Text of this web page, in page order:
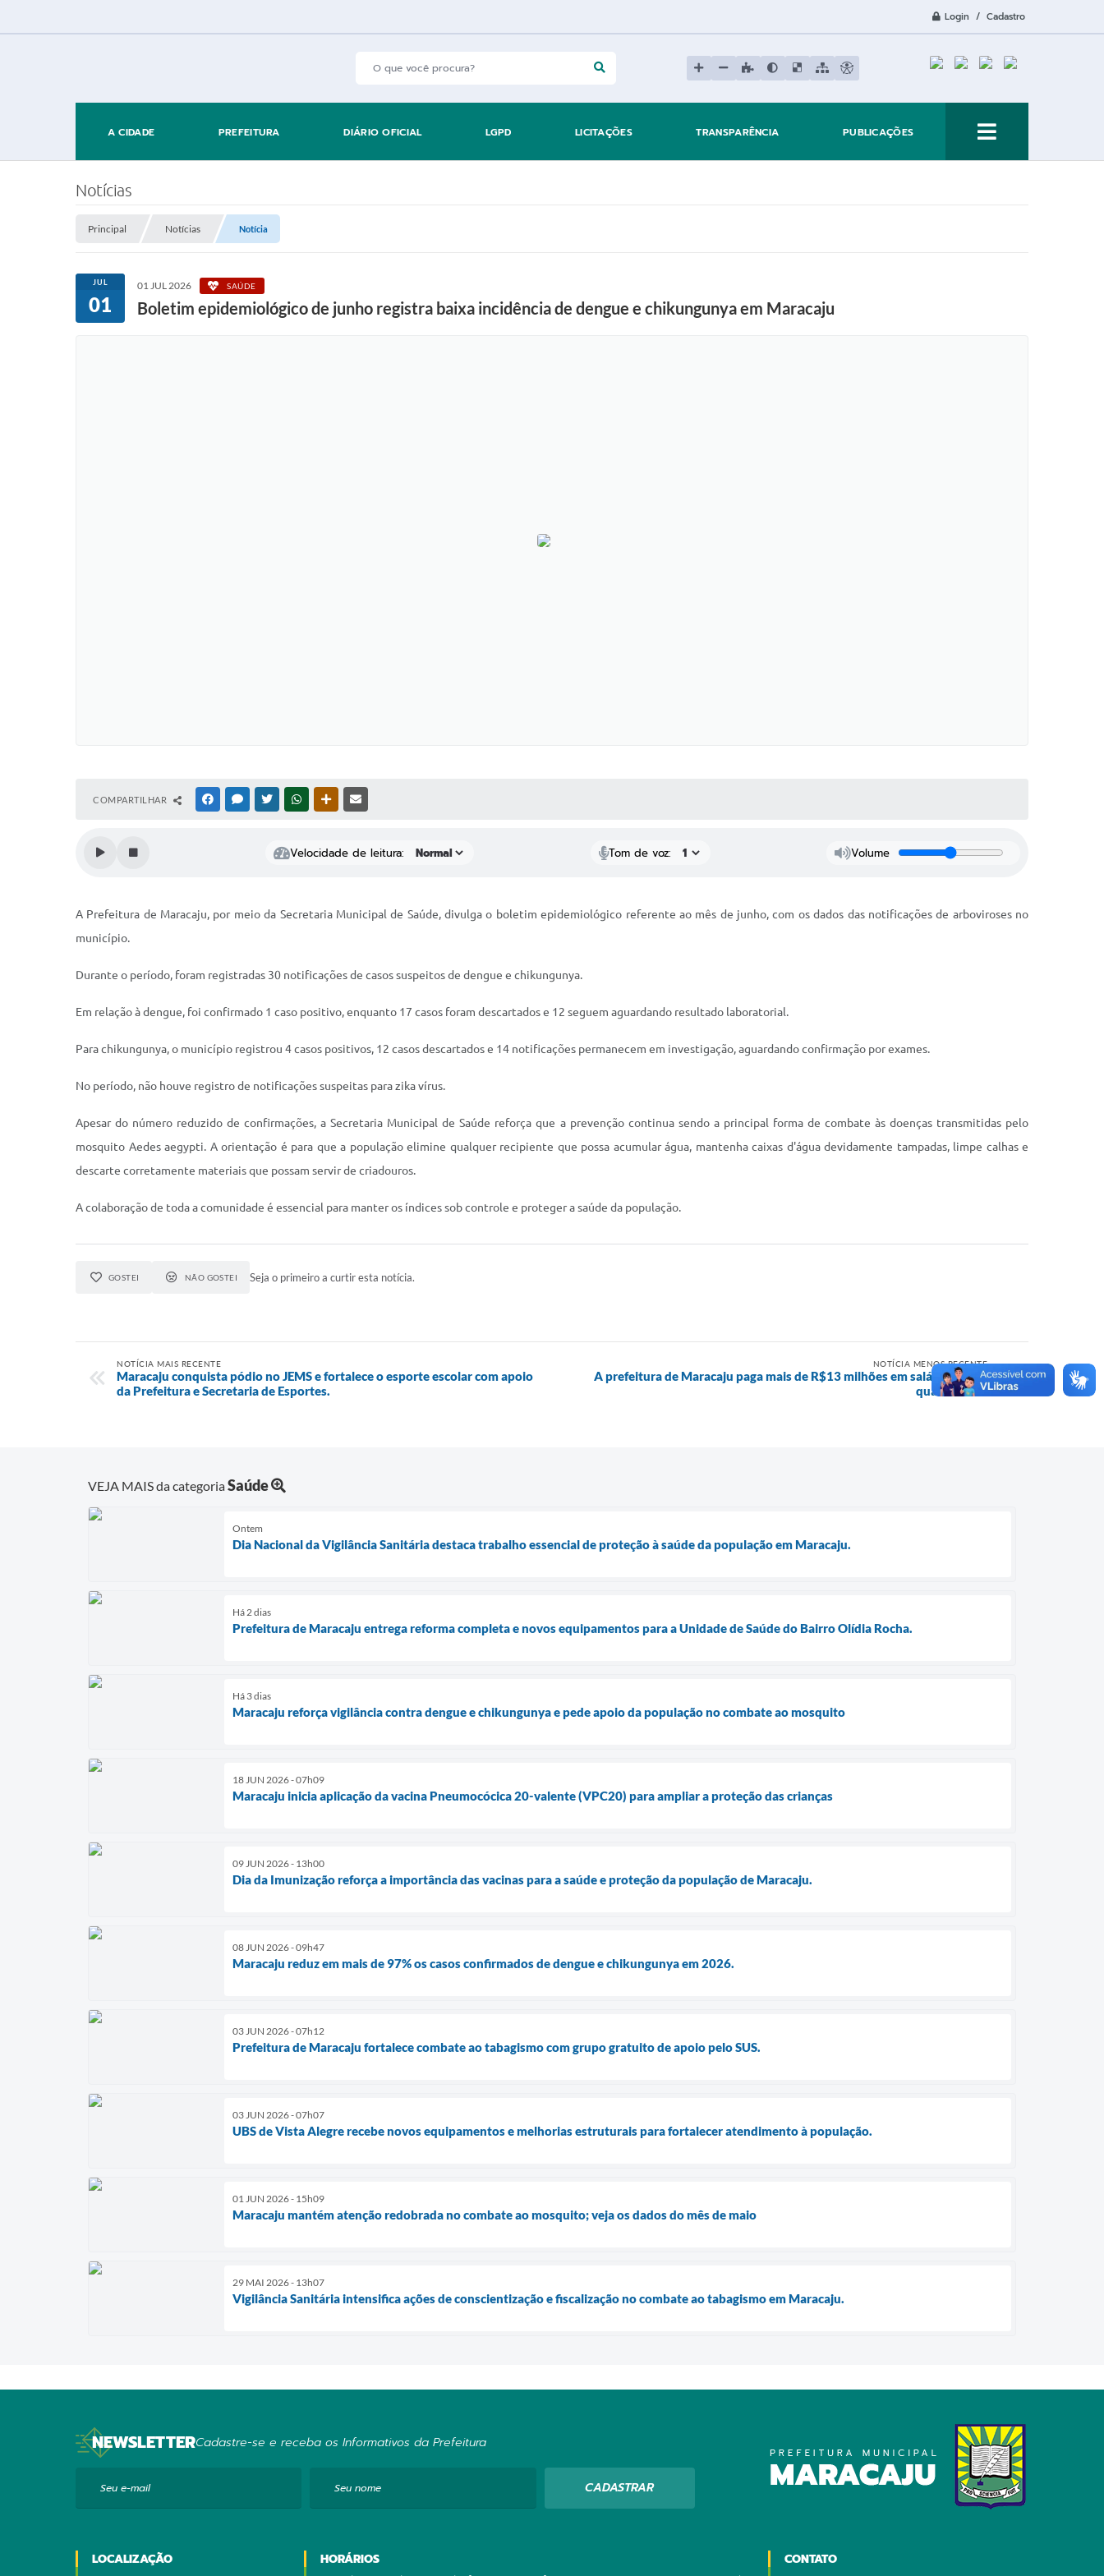
Login / Cadastro
A CIDADE PREFEITURA DIÁRIO OFICIAL LGPD LICITAÇÕES TRANSPARÊNCIA PUBLICAÇÕES
Notícias
Principal Notícias Notícia
JUL
01
01 JUL 2026 SAÚDE
Boletim epidemiológico de junho registra baixa incidência de dengue e chikungunya em Maracaju
COMPARTILHAR FACEBOOKMESSENGER
TWITTERWHATSAPPOUTRAS MÍDIAS
Velocidade de leitura: Tom de voz: Volume
A Prefeitura de Maracaju, por meio da Secretaria Municipal de Saúde, divulga o boletim epidemiológico referente ao mês de junho, com os dados das notificações de arboviroses no
município.
Durante o período, foram registradas 30 notificações de casos suspeitos de dengue e chikungunya.
Em relação à dengue, foi confirmado 1 caso positivo, enquanto 17 casos foram descartados e 12 seguem aguardando resultado laboratorial.
Para chikungunya, o município registrou 4 casos positivos, 12 casos descartados e 14 notificações permanecem em investigação, aguardando confirmação por exames.
No período, não houve registro de notificações suspeitas para zika vírus.
Apesar do número reduzido de confirmações, a Secretaria Municipal de Saúde reforça que a prevenção continua sendo a principal forma de combate às doenças transmitidas pelo
mosquito Aedes aegypti. A orientação é para que a população elimine qualquer recipiente que possa acumular água, mantenha caixas d'água devidamente tampadas, limpe calhas e
descarte corretamente materiais que possam servir de criadouros.
A colaboração de toda a comunidade é essencial para manter os índices sob controle e proteger a saúde da população.
GOSTEI NÃO GOSTEI Seja o primeiro a curtir esta notícia.
NOTÍCIA MAIS RECENTE
Maracaju conquista pódio no JEMS e fortalece o esporte escolar com apoio
da Prefeitura e Secretaria de Esportes.
NOTÍCIA MENOS RECENTE
A prefeitura de Maracaju paga mais de R$13 milhões em salários nesta
quarta-feira.
VEJA MAIS da categoriaSaúde
Ontem
Dia Nacional da Vigilância Sanitária destaca trabalho essencial de proteção à saúde da população em Maracaju.
Há 2 dias
Prefeitura de Maracaju entrega reforma completa e novos equipamentos para a Unidade de Saúde do Bairro Olídia Rocha.
Há 3 dias
Maracaju reforça vigilância contra dengue e chikungunya e pede apoio da população no combate ao mosquito
18 JUN 2026 - 07h09
Maracaju inicia aplicação da vacina Pneumocócica 20-valente (VPC20) para ampliar a proteção das crianças
09 JUN 2026 - 13h00
Dia da Imunização reforça a importância das vacinas para a saúde e proteção da população de Maracaju.
08 JUN 2026 - 09h47
Maracaju reduz em mais de 97% os casos confirmados de dengue e chikungunya em 2026.
03 JUN 2026 - 07h12
Prefeitura de Maracaju fortalece combate ao tabagismo com grupo gratuito de apoio pelo SUS.
03 JUN 2026 - 07h07
UBS de Vista Alegre recebe novos equipamentos e melhorias estruturais para fortalecer atendimento à população.
01 JUN 2026 - 15h09
Maracaju mantém atenção redobrada no combate ao mosquito; veja os dados do mês de maio
29 MAI 2026 - 13h07
Vigilância Sanitária intensifica ações de conscientização e fiscalização no combate ao tabagismo em Maracaju.
NEWSLETTERCadastre-se e receba os Informativos da Prefeitura
Seu e-mail Seu nome CADASTRAR
LOCALIZAÇÃO
HORÁRIOS
CONTATO